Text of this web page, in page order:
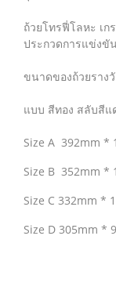
ถ้วยโทรฟี่โลหะ เก
ประกวดการแข่งขั
ขนาดของถ้วยราง
แบบ สีทอง สลับสีแ
Size A 392mm *
Size B 352mm *
Size C 332mm *
Size D 305mm *